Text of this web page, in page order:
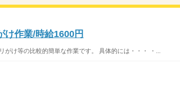
け作業/時給1600円
け等の比較的簡単な作業です。 具体的には・・・ ・...